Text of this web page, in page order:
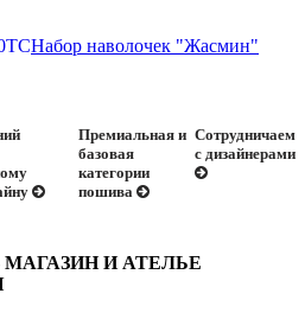
Набор наволочек "Жасмин"
Премиальная и
базовая
категории
пошива
Сотрудничаем
с дизайнерами
И АТЕЛЬЕ